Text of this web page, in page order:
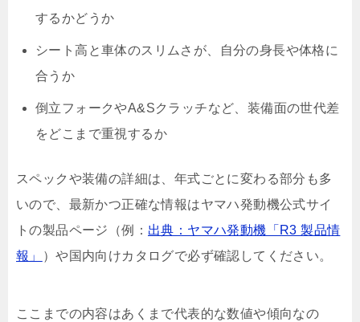
するかどうか
シート高と車体のスリムさが、自分の身長や体格に
合うか
倒立フォークやA&Sクラッチなど、装備面の世代差
をどこまで重視するか
スペックや装備の詳細は、年式ごとに変わる部分も多
いので、最新かつ正確な情報はヤマハ発動機公式サイ
トの製品ページ（例： 出典：ヤマハ発動機「R3 製品情
報」
）や国内向けカタログで必ず確認してください。
ここまでの内容はあくまで代表的な数値や傾向なの